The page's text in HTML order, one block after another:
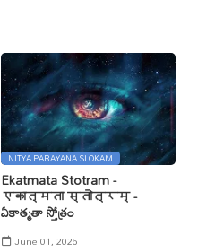
NITYA PARAYANA SLOKAM
Ekatmata Stotram -
एकात्मता स्तोत्रम् -
ఏకాత్మతా స్తోత్రం
June 01, 2026